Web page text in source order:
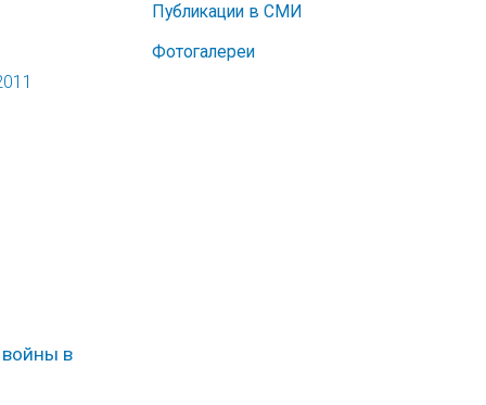
Публикации в СМИ
Фотогалереи
в